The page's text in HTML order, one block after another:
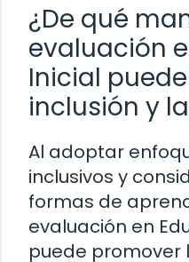
¿De qué
evaluación
Inicial
inclusión y
Al adoptar
inclusivos y
formas de
evaluación en
puede promover